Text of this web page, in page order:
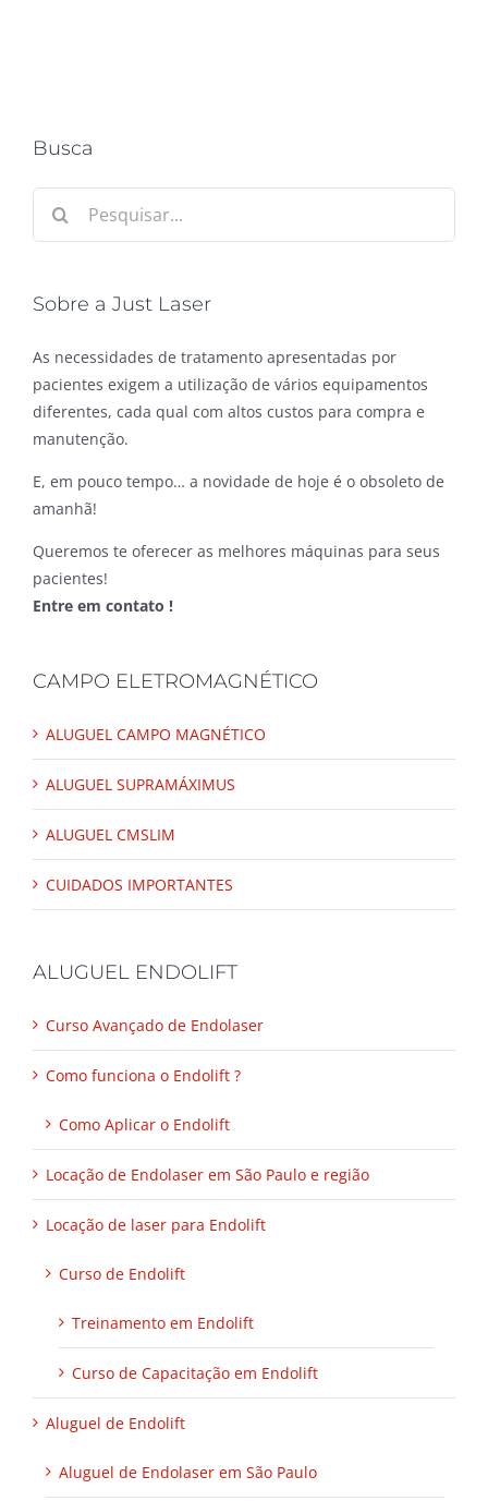
Busca
resultados
Sobre a Just Laser
As necessidades de tratamento apresentadas por
pacientes exigem a utilização de vários equipamentos
diferentes, cada qual com altos custos para compra e
manutenção.
E, em pouco tempo… a novidade de hoje é o obsoleto de
amanhã!
Queremos te oferecer as melhores máquinas para seus
pacientes!
Entre em contato !
CAMPO ELETROMAGNÉTICO
ALUGUEL CAMPO MAGNÉTICO
ALUGUEL SUPRAMÁXIMUS
ALUGUEL CMSLIM
CUIDADOS IMPORTANTES
ALUGUEL ENDOLIFT
Curso Avançado de Endolaser
Como funciona o Endolift ?
Como Aplicar o Endolift
Locação de Endolaser em São Paulo e região
Locação de laser para Endolift
Curso de Endolift
Treinamento em Endolift
Curso de Capacitação em Endolift
Aluguel de Endolift
Aluguel de Endolaser em São Paulo